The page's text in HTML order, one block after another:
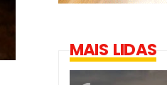
MAIS LIDAS